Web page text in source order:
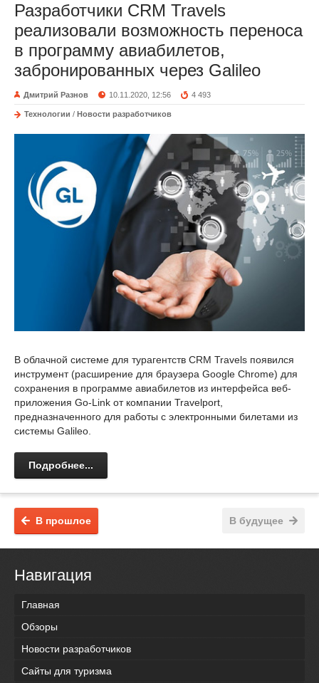
Разработчики CRM Travels
реализовали возможность переноса
в программу авиабилетов,
забронированных через Galileo
Дмитрий Разнов 10.11.2020, 12:56 4 493
Технологии / Новости разработчиков
В облачной системе для турагентств CRM Travels появился
инструмент (расширение для браузера Google Chrome) для
сохранения в программе авиабилетов из интерфейса веб-
приложения Go-Link от компании Travelport,
предназначенного для работы с электронными билетами из
системы Galileo.
Подробнее...
В будущее
В прошлое
Навигация
Главная
Обзоры
Новости разработчиков
Сайты для туризма